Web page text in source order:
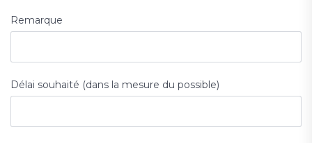
Remarque
Délai souhaité (dans la mesure du possible)